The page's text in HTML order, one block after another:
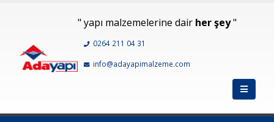
" yapı malzemelerine dair her şey"
0264 211 04 31
info@adayapimalzeme.com